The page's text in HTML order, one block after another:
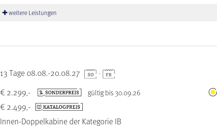
weitere Leistungen
13 Tage 08.08.-20.08.27 -
Innen-Doppelkabine der Kategorie IB
€ 2.299,- gültig bis 30.09.26
€ 2.499,-